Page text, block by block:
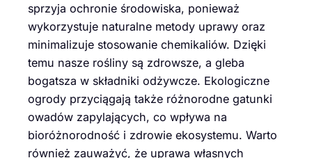
sprzyja ochronie środowiska, ponieważ
wykorzystuje naturalne metody uprawy oraz
minimalizuje stosowanie chemikaliów. Dzięki
temu nasze rośliny są zdrowsze, a gleba
bogatsza w składniki odżywcze. Ekologiczne
ogrody przyciągają także różnorodne gatunki
owadów zapylających, co wpływa na
bioróżnorodność i zdrowie ekosystemu. Warto
również zauważyć, że uprawa własnych